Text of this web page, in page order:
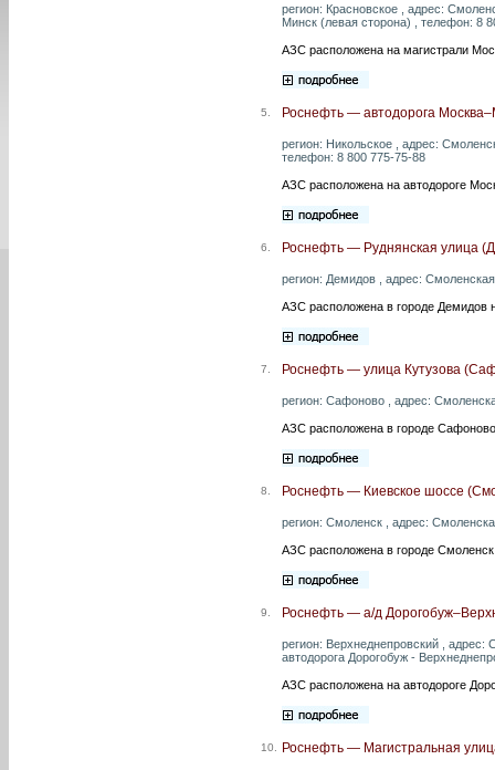
регион: Красновское , адрес:
Минск (левая сторона) , телефон: 8
АЗС расположена на магистрали
5. Роснефть — автодорога
регион: Никольское , адрес:
телефон: 8 800 775-75-88
АЗС расположена на автодороге
6. Роснефть — Руднянская улица
регион: Демидов , адрес:
АЗС расположена в городе Демидов
7. Роснефть — улица Кутузова
регион: Сафоново , адрес:
АЗС расположена в городе
8. Роснефть — Киевское шоссе
регион: Смоленск , адрес:
АЗС расположена в городе
9. Роснефть — а/д
регион: Верхнеднепровский , адрес:
автодорога Дорогобуж -
АЗС расположена на автодороге
10. Роснефть — Магистральная